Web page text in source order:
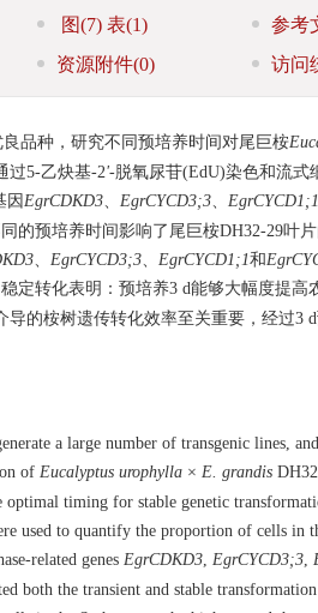
图(7) 表(1) 参考
资源附件(0) 访问
品种，研究不同预培养时间对尾巨桉
过5-乙炔基-2'-脱氧尿苷(EdU)染色和流式
因EgrCDKD3、 EgrCYCD3;3、 EgrCYCD1;1
的预培养时间影响了尾巨桉DH32-29叶
、 EgrCYCD3;3、 EgrCYCD1;1和
定转化表明：预培养3 d能够大幅度提高
的桉树遗传转化效率至关重要，经过3
a large number of transgenic lines,
of Eucalyptus urophylla × E. grandis
timing for stable genetic
used to quantify the proportion of cells in
related genes EgrCDKD3, EgrCYCD3;3,
both the transient and stable